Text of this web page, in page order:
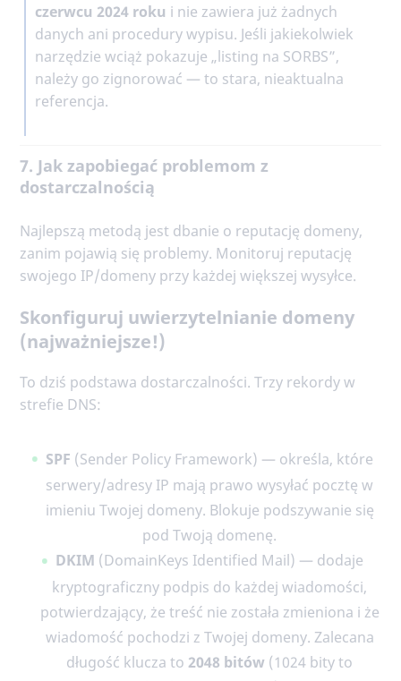
czerwcu 2024 roku i nie zawiera już żadnych
danych ani procedury wypisu. Jeśli jakiekolwiek
narzędzie wciąż pokazuje „listing na SORBS”,
należy go zignorować — to stara, nieaktualna
referencja.
7. Jak zapobiegać problemom z
dostarczalnością
Najlepszą metodą jest dbanie o reputację domeny,
zanim pojawią się problemy. Monitoruj reputację
swojego IP/domeny przy każdej większej wysyłce.
Skonfiguruj uwierzytelnianie domeny
(najważniejsze!)
To dziś podstawa dostarczalności. Trzy rekordy w
strefie DNS:
SPF (Sender Policy Framework) — określa, które
serwery/adresy IP mają prawo wysyłać pocztę w
imieniu Twojej domeny. Blokuje podszywanie się
pod Twoją domenę.
DKIM (DomainKeys Identified Mail) — dodaje
kryptograficzny podpis do każdej wiadomości,
potwierdzający, że treść nie została zmieniona i że
wiadomość pochodzi z Twojej domeny. Zalecana
długość klucza to 2048 bitów (1024 bity to